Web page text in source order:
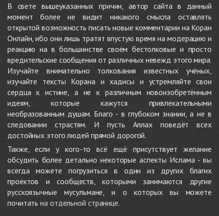
В свете вышеуказанных причин, автор сайта в данный
момент более не видит никакого смысла оставлять
открытой возможность писать новые комментарии на Коран
Онлайн, ибо они лишь тратят впустую время на модерацию и
реакцию на в большинстве своём бестолковые и просто
вредительские сообщения от различных невежд этого мира.
Изучайте внимательно толкования известных учёных,
изучайте тексты Корана и хадисы и устремляйте свои
сердца к истине, а не к различным новоизобретённым
идеям, которые кажутся привлекательными
необразованным душам. Благо - в глубоком знании, а не в
следовании страстям. И пусть Аллах поведёт всех
достойных этого людей прямой дорогой.
Также, если у кого-то всё ещё присутствует желание
обсудить более детально некоторые аспекты Ислама - вы
всегда можете погрузиться в один из других благих
проектов и сообществ, которыми занимаются другие
русскоязычные мусульмане, и о которых вы можете
почитатьна отдельной странице.